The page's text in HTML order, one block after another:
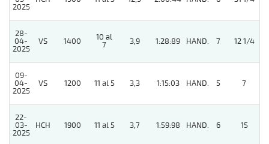
2025
28-
04-
2025
VS 1400
10 al
7
3,9 1:28:89 HAND. 7 12 1/4
09-
04-
2025
VS 1200 11 al 5 3,3 1:15:03 HAND. 5 7
22-
03-
2025
HCH 1900 11 al 5 3,7 1:59:98 HAND. 6 15